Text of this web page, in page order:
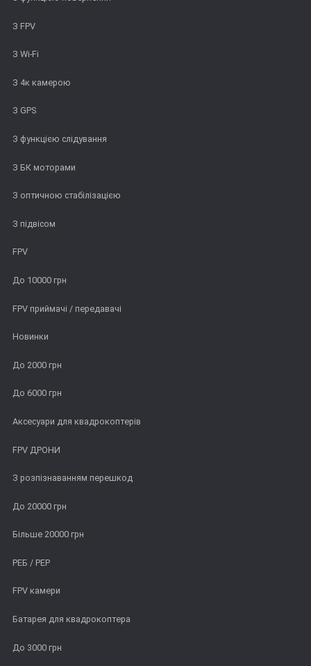
З FPV
З Wi-Fi
З 4к камерою
З GPS
З функцією слідування
З БК моторами
З оптичною стабілізацією
З підвісом
FPV
До 10000 грн
FPV приймачі / передавачі
Новинки
До 2000 грн
До 6000 грн
Аксесуари для квадрокоптерів
FPV ДРОНИ
З розпізнаванням перешкод
До 20000 грн
Більше 20000 грн
РЕБ / РЕР
FPV камери
Батарея для квадрокоптера
До 3000 грн